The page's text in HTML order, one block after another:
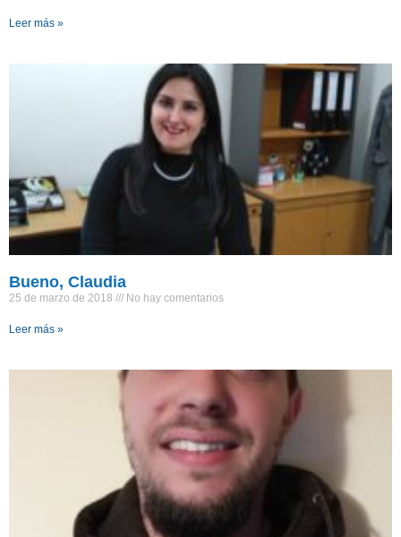
Leer más »
Bueno, Claudia
25 de marzo de 2018 No hay comentarios
Leer más »